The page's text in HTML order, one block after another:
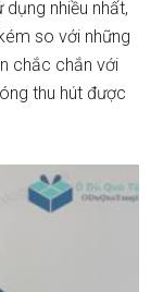
nhiều nhất,
so với những
chắc chắn với
thu hút được